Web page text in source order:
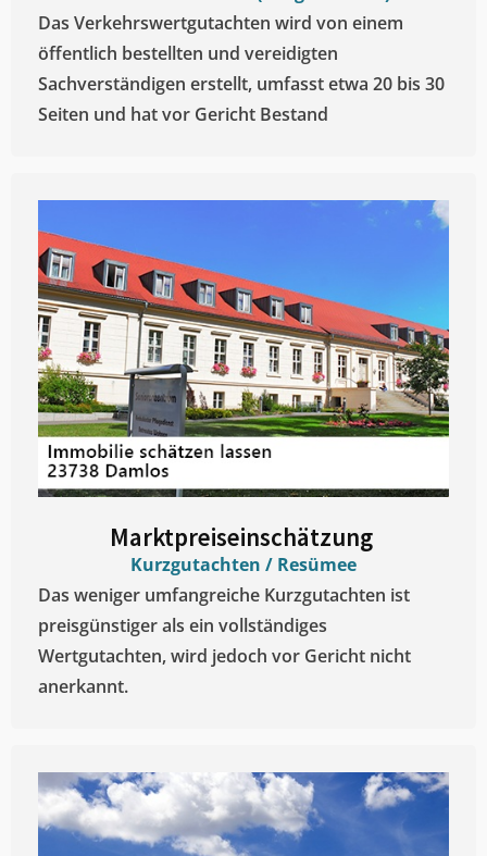
Das Verkehrswertgutachten wird von einem
öffentlich bestellten und vereidigten
Sachverständigen erstellt, umfasst etwa 20 bis 30
Seiten und hat vor Gericht Bestand
Marktpreiseinschätzung ​
Kurzgutachten / Resümee
Das weniger umfangreiche Kurzgutachten ist
preisgünstiger als ein vollständiges
Wertgutachten, wird jedoch vor Gericht nicht
anerkannt.